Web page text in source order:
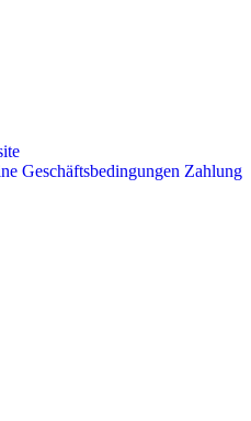
Geschäftsbedingungen Zahlung